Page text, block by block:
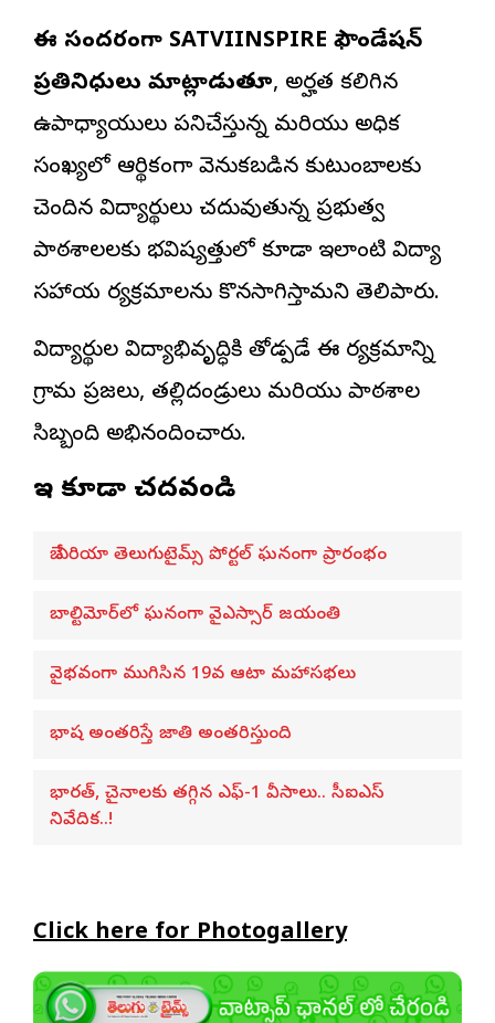
ఈ సందర్భంగా SATVIINSPIRE ఫౌండేషన్
ప్రతినిధులు మాట్లాడుతూ, అర్హత కలిగిన
ఉపాధ్యాయులు పనిచేస్తున్న మరియు అధిక
సంఖ్యలో ఆర్థికంగా వెనుకబడిన కుటుంబాలకు
చెందిన విద్యార్థులు చదువుతున్న ప్రభుత్వ
పాఠశాలలకు భవిష్యత్తులో కూడా ఇలాంటి విద్యా
సహాయ కార్యక్రమాలను కొనసాగిస్తామని తెలిపారు.
విద్యార్థుల విద్యాభివృద్ధికి తోడ్పడే ఈ కార్యక్రమాన్ని
గ్రామ ప్రజలు, తల్లిదండ్రులు మరియు పాఠశాల
సిబ్బంది అభినందించారు.
ఇవి కూడా చదవండి
బే ఏరియా తెలుగుటైమ్స్ పోర్టల్ ఘనంగా ప్రారంభం
బాల్టిమోర్‌లో ఘనంగా వైఎస్సార్‌ జయంతి
వైభవంగా ముగిసిన 19వ ఆటా మహాసభలు
భాష అంతరిస్తే జాతి అంతరిస్తుంది
భారత్, చైనాలకు తగ్గిన ఎఫ్-1 వీసాలు.. సీఐఎస్
నివేదిక..!
Click here for Photogallery